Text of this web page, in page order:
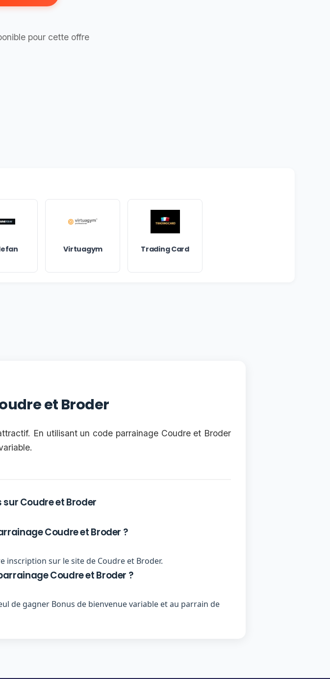
pour cette offre
Virtuagym Trading Card
et Broder
En utilisant un code parrainage Coudre et Broder
Coudre et Broder
Coudre et Broder ?
inscription sur le site de Coudre et Broder.
Coudre et Broder ?
de gagner Bonus de bienvenue variable et au parrain de